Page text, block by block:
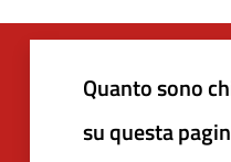
Quanto sono
su questa